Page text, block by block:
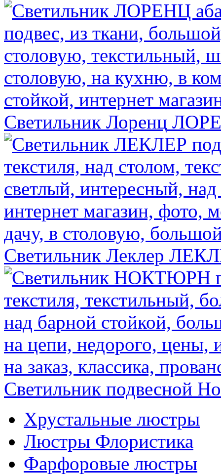
Светильник Лоренц
Светильник Леклер
Светильник подвесной
Хрустальные люстры
Люстры Флористика
Фарфоровые люстры